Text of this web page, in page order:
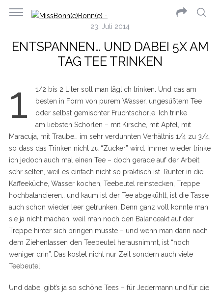
23. Juli 2014
ENTSPANNEN… UND DABEI 5X AM
TAG TEE TRINKEN
1
1/2 bis 2 Liter soll man täglich trinken. Und das am
besten in Form von purem Wasser, ungesüßtem Tee
oder selbst gemischter Fruchtschorle. Ich trinke
am liebsten Schorlen – mit Kirsche, mit Apfel, mit
Maracuja, mit Traube… im sehr verdünnten Verhältnis 1/4 zu 3/4,
so dass das Trinken nicht zu “Zucker” wird. Immer wieder trinke
ich jedoch auch mal einen Tee – doch gerade auf der Arbeit
sehr selten, weil es einfach nicht so praktisch ist. Runter in die
Kaffeeküche, Wasser kochen, Teebeutel reinstecken, Treppe
hochbalancieren.. und kaum ist der Tee abgekühlt, ist die Tasse
auch schon wieder leer getrunken. Denn ganz voll konnte man
sie ja nicht machen, weil man noch den Balanceakt auf der
Treppe hinter sich bringen musste – und wenn man dann nach
dem Ziehenlassen den Teebeutel herausnimmt, ist “noch
weniger drin”. Das kostet nicht nur Zeit sondern auch viele
Teebeutel.
Und dabei gibt’s ja so schöne Tees – für Jedermann und für die